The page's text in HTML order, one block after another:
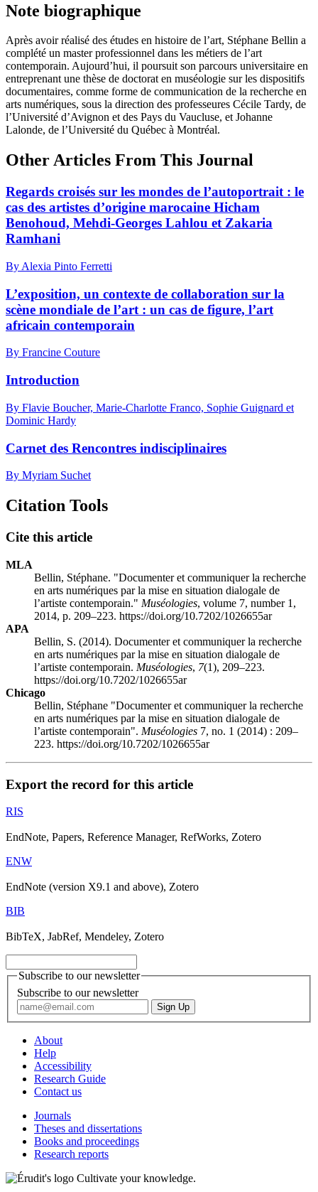
Note biographique
Après avoir réalisé des études en histoire de l’art, Stéphane Bellin a
complété un master professionnel dans les métiers de l’art
contemporain. Aujourd’hui, il poursuit son parcours universitaire en
entreprenant une thèse de doctorat en muséologie sur les dispositifs
documentaires, comme forme de communication de la recherche en
arts numériques, sous la direction des professeures Cécile Tardy, de
l’Université d’Avignon et des Pays du Vaucluse, et Johanne
Lalonde, de l’Université du Québec à Montréal.
Other Articles From This Journal
Regards croisés sur les mondes de l’autoportrait : le
cas des artistes d’origine marocaine Hicham
Benohoud, Mehdi-Georges Lahlou et Zakaria
Ramhani
By Alexia Pinto Ferretti
L’exposition, un contexte de collaboration sur la
scène mondiale de l’art : un cas de figure, l’art
africain contemporain
By Francine Couture
Introduction
By Flavie Boucher, Marie-Charlotte Franco, Sophie Guignard et
Dominic Hardy
Carnet des Rencontres indisciplinaires
By Myriam Suchet
Citation Tools
Cite this article
MLA
Bellin, Stéphane. "Documenter et communiquer la recherche
en arts numériques par la mise en situation dialogale de
l’artiste contemporain." Muséologies, volume 7, number 1,
2014, p. 209–223. https://doi.org/10.7202/1026655ar
APA
Bellin, S. (2014). Documenter et communiquer la recherche
en arts numériques par la mise en situation dialogale de
l’artiste contemporain. Muséologies, 7(1), 209–223.
https://doi.org/10.7202/1026655ar
Chicago
Bellin, Stéphane "Documenter et communiquer la recherche
en arts numériques par la mise en situation dialogale de
l’artiste contemporain". Muséologies 7, no. 1 (2014) : 209–
223. https://doi.org/10.7202/1026655ar
Export the record for this article
RIS
EndNote, Papers, Reference Manager, RefWorks, Zotero
ENW
EndNote (version X9.1 and above), Zotero
BIB
BibTeX, JabRef, Mendeley, Zotero
Subscribe to our newsletter
Subscribe to our newsletter
About
Help
Accessibility
Research Guide
Contact us
Journals
Theses and dissertations
Books and proceedings
Research reports
Cultivate your knowledge.